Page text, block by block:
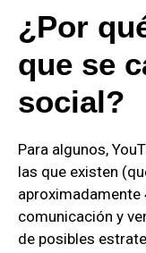
¿Por
que se
social?
Para algunos,
las que existen
aproximadamente
comunicación y
de posibles